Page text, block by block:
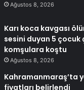
Ağustos 8, 2026
Karı koca kavgası
sesini duyan 5 çocuk
komşulara koştu
Ağustos 8, 2026
Kahramanmaraş’ta
fiyatları belirlendi